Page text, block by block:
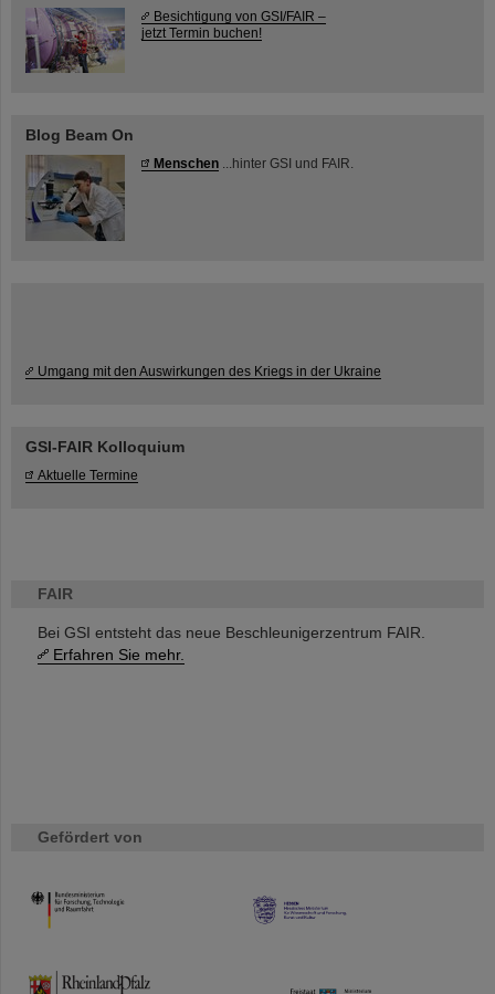
FAIR
Bei GSI entsteht das neue Beschleunigerzentrum FAIR.
Erfahren Sie mehr.
Gefördert von
HMWK
TMWWDG
Besichtigung von GSI/FAIR –
jetzt Termin buchen!
Blog Beam On
Menschen ...hinter GSI und FAIR.
Umgang mit den Auswirkungen des Kriegs in der Ukraine
GSI-FAIR Kolloquium
Aktuelle Termine